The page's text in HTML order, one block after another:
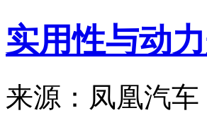
实用性与动
来源：凤凰汽车